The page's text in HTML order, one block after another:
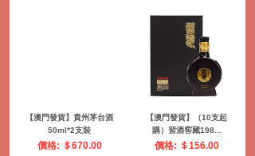
【澳門發貨】Porto Gran
Cru...
價格: ＄428.00
【澳門發貨】Porto Gran
Cru...
價格: ＄295.00